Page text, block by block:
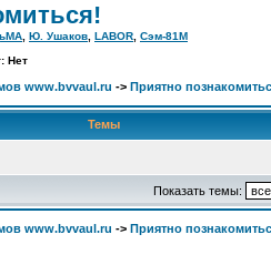
Ю. Ушаков LABOR Сэм-81М
Нет
www.bvvaul.ru -> Приятно
Темы
Показать темы:
www.bvvaul.ru -> Приятно